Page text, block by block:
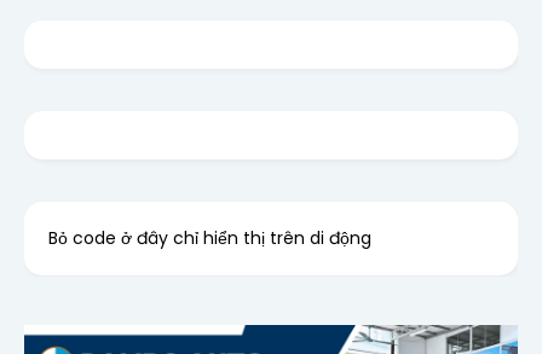
Bỏ code ở đây chỉ hiển thị trên di động